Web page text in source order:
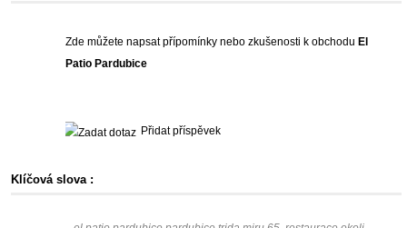
Zde můžete napsat přípomínky nebo zkušenosti k obchodu El
Patio Pardubice
Přidat příspěvek
Klíčová slova :